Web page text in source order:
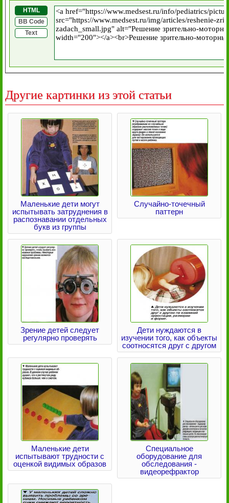
HTML
BB Code
Text
Другие картинки из этой статьи
Маленькие дети могут
испытывать затруднения в
распознавании отдельных
букв из группы
Случайно-точечный
паттерн
Зрение детей следует
регулярно проверять
Дети нуждаются в
изучении того, как объекты
соотносятся друг с другом
Маленькие дети
испытывают трудности с
оценкой видимых образов
Специальное
оборудование для
обследования -
видеорефрактор